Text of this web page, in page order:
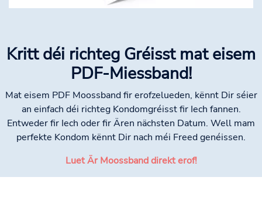
Kritt déi richteg Gréisst mat eisem
PDF-Miessband!
Mat eisem PDF Moossband fir erofzelueden, kënnt Dir séier
an einfach déi richteg Kondomgréisst fir Iech fannen.
Entweder fir Iech oder fir Ären nächsten Datum. Well mam
perfekte Kondom kënnt Dir nach méi Freed genéissen.
Luet Är Moossband direkt erof!